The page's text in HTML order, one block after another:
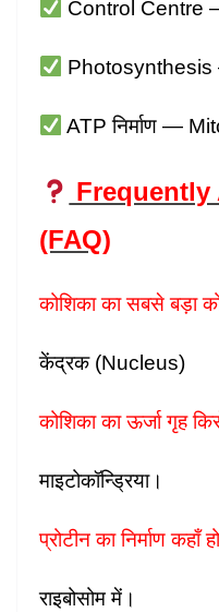
Control Centre
ATP निर्माण —
Frequently
(FAQ)
कोशिका का सबसे बड़ा
केंद्रक (Nucleus)
कोशिका का ऊर्जा गृह
माइटोकॉन्ड्रिया।
प्रोटीन का निर्माण कहाँ
राइबोसोम में।